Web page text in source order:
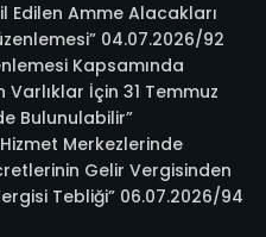
Edilen Amme Alacakları
04.07.2026/92
Kapsamında
Varlıklar İçin 31 Temmuz
Bulunulabilir”
Merkezlerinde
Gelir Vergisinden
Tebliği” 06.07.2026/94